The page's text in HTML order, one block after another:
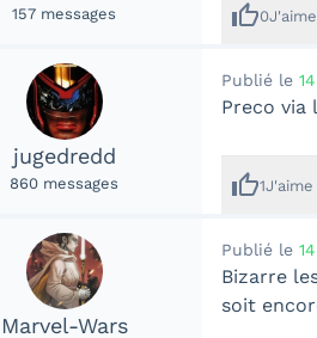
157 messages thumb_up0J'aime
jugedredd
860 messages
Publié le
Preco via
thumb_up1J'aime
Marvel-Wars
Publié le
Bizarre
soit